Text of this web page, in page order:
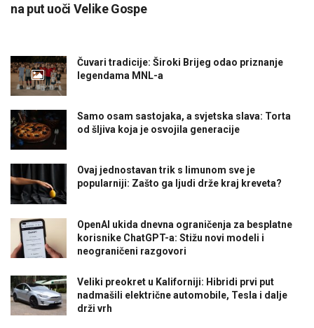
na put uoči Velike Gospe
Čuvari tradicije: Široki Brijeg odao priznanje
legendama MNL-a
Samo osam sastojaka, a svjetska slava: Torta
od šljiva koja je osvojila generacije
Ovaj jednostavan trik s limunom sve je
popularniji: Zašto ga ljudi drže kraj kreveta?
OpenAI ukida dnevna ograničenja za besplatne
korisnike ChatGPT-a: Stižu novi modeli i
neograničeni razgovori
Veliki preokret u Kaliforniji: Hibridi prvi put
nadmašili električne automobile, Tesla i dalje
drži vrh